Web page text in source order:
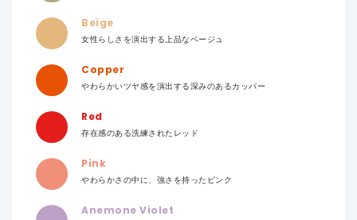
Beige
女性らしさを演出する上品なベージュ
Copper
やわらかいツヤ感を演出する深みのあるカッパー
Red
存在感のある洗練されたレッド
Pink
やわらかさの中に、強さを持ったピンク
Anemone Violet